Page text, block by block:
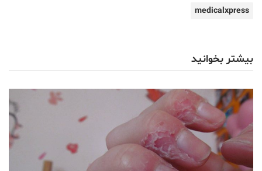
medicalxpress
بیشتر بخوانید